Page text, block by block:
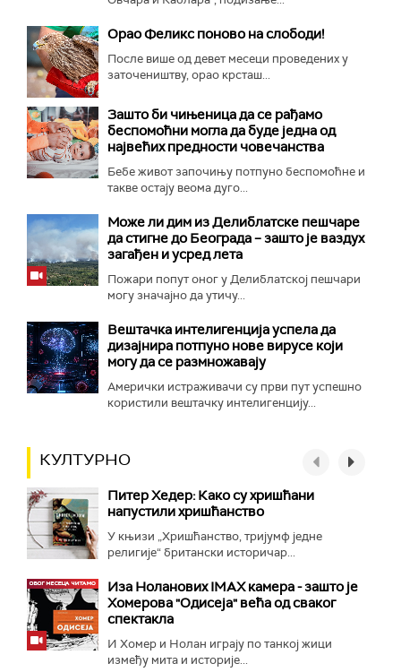
Орао Феликс поново на слободи!
После више од девет месеци проведених у
заточеништву, орао крсташ...
Зашто би чињеница да се рађамо
беспомоћни могла да буде једна од
највећих предности човечанства
Бебе живот започињу потпуно беспомоћне и
такве остају веома дуго...
Може ли дим из Делиблатске пешчаре
да стигне до Београда – зашто је ваздух
загађен и усред лета
Пожари попут оног у Делиблатској пешчари
могу значајно да утичу...
Вештачка интелигенција успела да
дизајнира потпуно нове вирусе који
могу да се размножавају
Амерички истраживачи су први пут успешно
користили вештачку интелигенцију...
КУЛТУРНО
Питер Хедер: Како су хришћани
напустили хришћанство
У књизи „Хришћанство, тријумф једне
религије“ британски историчар...
Иза Ноланових IMAX камера - зашто је
Хомерова "Одисеја" већа од сваког
спектакла
И Хомер и Нолан играју по танкој жици
између мита и историје...